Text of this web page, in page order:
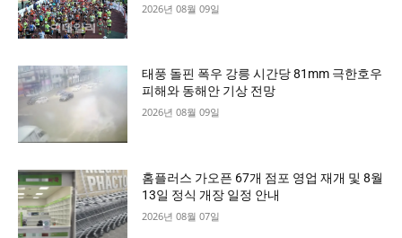
2026년 08월 09일
태풍 돌핀 폭우 강릉 시간당 81mm 극한호우
피해와 동해안 기상 전망
2026년 08월 09일
홈플러스 가오픈 67개 점포 영업 재개 및 8월
13일 정식 개장 일정 안내
2026년 08월 07일